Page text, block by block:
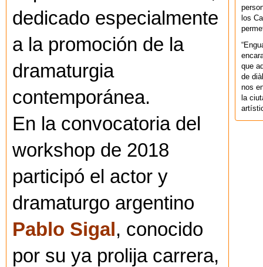
dedicado especialmente
a la promoción de la
dramaturgia
contemporánea.
En la convocatoria del
workshop de 2018
participó el actor y
dramaturgo argentino
Pablo Sigal , conocido
por su ya prolija carrera,
los
que
de
nos
la